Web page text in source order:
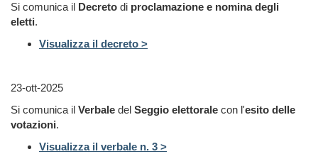
Si comunica il Decreto di proclamazione e nomina degli
eletti.
Visualizza il decreto >
23-ott-2025
Si comunica il Verbale del Seggio elettorale con l'esito delle
votazioni.
Visualizza il verbale n. 3 >